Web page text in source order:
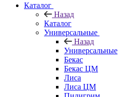
Каталог
Назад
Каталог
Универсальные
Назад
Универсальные
Бекас
Бекас ЦМ
Лиса
Лиса ЦМ